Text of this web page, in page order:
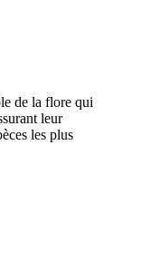
de la flore qui
leur
les plus